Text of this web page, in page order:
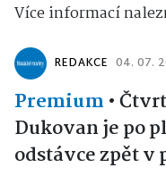
Více informací
REDAKCE 04. 07.
Premium •
Dukovan je po
odstávce zpět v